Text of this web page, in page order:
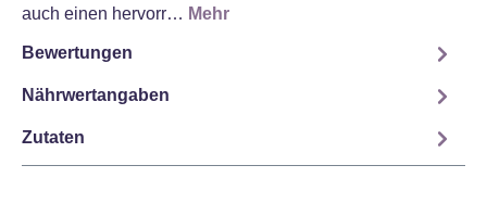
auch einen hervorr… Mehr
Bewertungen
Nährwertangaben
Zutaten